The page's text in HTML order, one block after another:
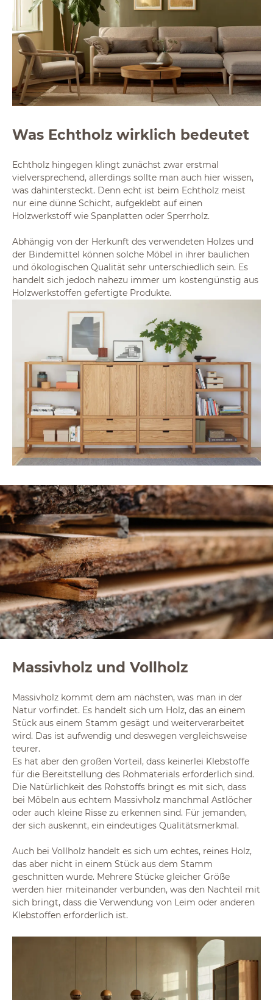
Was Echtholz wirklich bedeutet
Echtholz hingegen klingt zunächst zwar erstmal
vielversprechend, allerdings sollte man auch hier wissen,
was dahintersteckt. Denn echt ist beim Echtholz meist
nur eine dünne Schicht, aufgeklebt auf einen
Holzwerkstoff wie Spanplatten oder Sperrholz.
Abhängig von der Herkunft des verwendeten Holzes und
der Bindemittel können solche Möbel in ihrer baulichen
und ökologischen Qualität sehr unterschiedlich sein. Es
handelt sich jedoch nahezu immer um kostengünstig aus
Holzwerkstoffen gefertigte Produkte.
Massivholz und Vollholz
Massivholz kommt dem am nächsten, was man in der
Natur vorfindet. Es handelt sich um Holz, das an einem
Stück aus einem Stamm gesägt und weiterverarbeitet
wird. Das ist aufwendig und deswegen vergleichsweise
teurer.
Es hat aber den großen Vorteil, dass keinerlei Klebstoffe
für die Bereitstellung des Rohmaterials erforderlich sind.
Die Natürlichkeit des Rohstoffs bringt es mit sich, dass
bei Möbeln aus echtem Massivholz manchmal Astlöcher
oder auch kleine Risse zu erkennen sind. Für jemanden,
der sich auskennt, ein eindeutiges Qualitätsmerkmal.
Auch bei Vollholz handelt es sich um echtes, reines Holz,
das aber nicht in einem Stück aus dem Stamm
geschnitten wurde. Mehrere Stücke gleicher Größe
werden hier miteinander verbunden, was den Nachteil mit
sich bringt, dass die Verwendung von Leim oder anderen
Klebstoffen erforderlich ist.